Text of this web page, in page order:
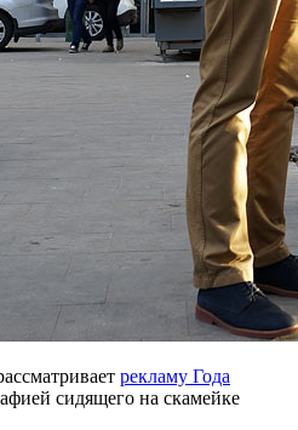
рекламу Года
сидящего на скамейке